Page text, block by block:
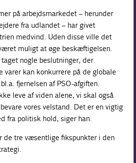
på arbejdsmarkedet – herunder
fra udlandet – har givet
medvind. Uden disse ville det
muligt at øge beskæftigelsen.
nogle beslutninger, der
varer kan konkurrere på de globale
fjernelsen af PSO-afgiften.
leve af viden alene, vi skal også
vores velstand. Det er en vigtig
fra politisk hold, siger han.
de tre væsentlige fikspunkter i den